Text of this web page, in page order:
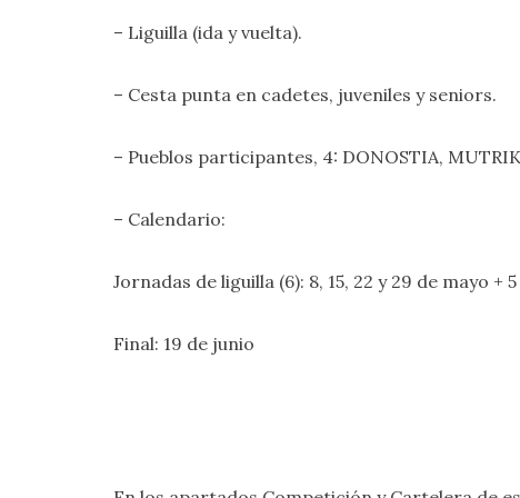
– Liguilla (ida y vuelta).
– Cesta punta en cadetes, juveniles y seniors.
– Pueblos participantes, 4: DONOSTIA,
– Calendario:
Jornadas de liguilla (6): 8, 15, 22 y 29 de mayo +
Final: 19 de junio